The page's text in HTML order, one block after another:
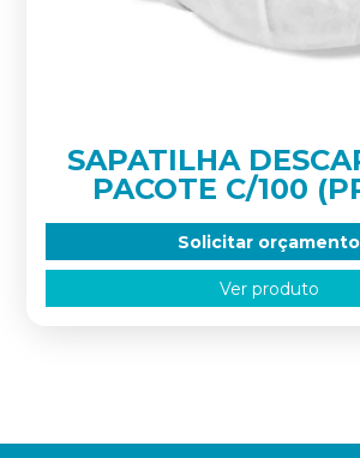
SAPATILHA
PACOTE C/100
Solicitar orçamento
Ver produto